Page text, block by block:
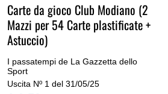
Carte da gioco Club Modiano (2
Mazzi per 54 Carte plastificate +
Astuccio)
I passatempi de La Gazzetta dello
Sport
Uscita Nº 1 del 31/05/25